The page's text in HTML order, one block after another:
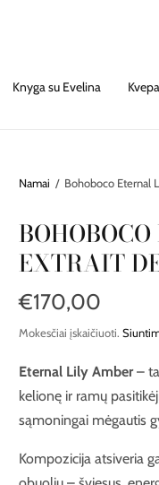
Knyga su Evelina
Namai / Bohoboco Eternal
EXTRAIT
€170,00
Mokesčiai įskaičiuoti.
Eternal Lily Amber–
kelionę ir ramų
sąmoningai mėgautis
Kompozicija atsiveria